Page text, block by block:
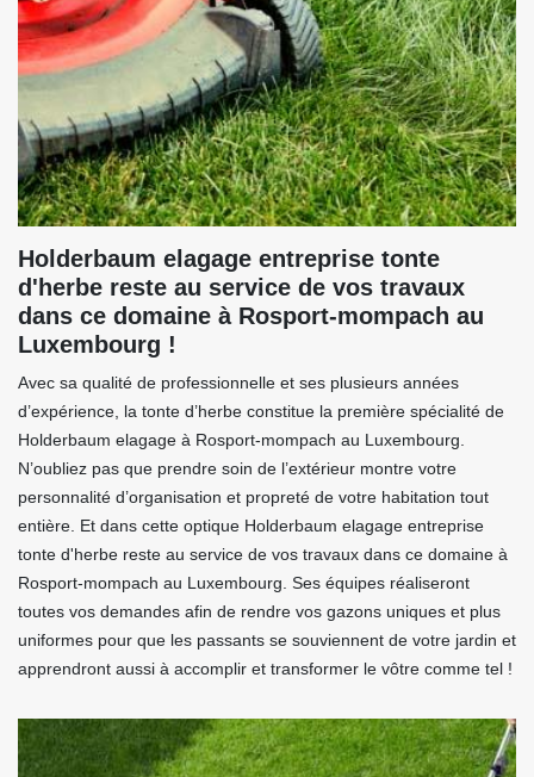
Holderbaum elagage entreprise tonte
d'herbe reste au service de vos travaux
dans ce domaine à Rosport-mompach au
Luxembourg !
Avec sa qualité de professionnelle et ses plusieurs années
d’expérience, la tonte d’herbe constitue la première spécialité de
Holderbaum elagage à Rosport-mompach au Luxembourg.
N’oubliez pas que prendre soin de l’extérieur montre votre
personnalité d’organisation et propreté de votre habitation tout
entière. Et dans cette optique Holderbaum elagage entreprise
tonte d'herbe reste au service de vos travaux dans ce domaine à
Rosport-mompach au Luxembourg. Ses équipes réaliseront
toutes vos demandes afin de rendre vos gazons uniques et plus
uniformes pour que les passants se souviennent de votre jardin et
apprendront aussi à accomplir et transformer le vôtre comme tel !